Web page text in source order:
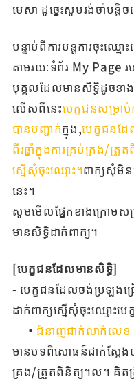
មេសា ដូច្នេះសូមរង់ចាំប
បន្ទាប់ពីការបន្តការចុះឈ្មោ
តាមរយៈទំព័រ My
បុគ្គលដែលមានសិទ្ធិដូចខា
លើសពីនេះបេក្ខជនសម្រា
បានបញ្ជាក់ក្នុង,បេក្ខជនដ
ពីរឆ្នាំក្នុងការគ្រប់គ្រង/ត្
ស្នើសុំចុះឈ្មោះ។ពាក្យសុំមិ
នេះ។
សូមមើលផ្នែកខាងក្រោមស
មានសិទ្ធិដាក់ពាក្យ។
[បេក្ខជនដែលមានសិទ្ធិ]
- បេក្ខជនដែលចង់ប្រឡងជ្
ដាក់ពាក្យស្នើសុំចុះឈ្មោះបេ
・ ជំនាញជាក់លាក់លេខ
មានបទពិសោធន៍ជាក់ស្តែង
គ្រង/ត្រួតពិនិត្យ។ល។ គិតត្រឹ